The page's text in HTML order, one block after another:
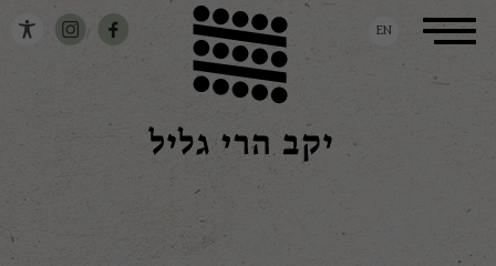
Toggle
navigation
EN